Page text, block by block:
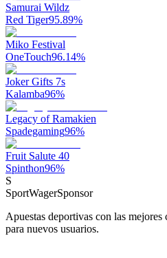
Samurai Wildz
Red Tiger95.89%
Miko Festival
OneTouch96.14%
Joker Gifts 7s
Kalamba96%
Legacy of Ramakien
Spadegaming96%
Fruit Salute 40
Spinthon96%
S
SportWagerSponsor
Apuestas deportivas con las
para nuevos usuarios.